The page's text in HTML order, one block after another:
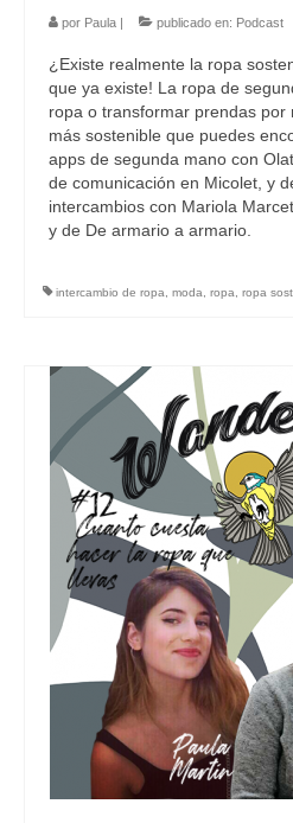
por Paula publicado en: Podcast
¿Existe realmente la ropa
que ya existe! La ropa de
ropa o transformar prendas por
más sostenible que puedes
apps de segunda mano con
de comunicación en Micolet, y
intercambios con Mariola
y de De armario a armario.
intercambio de ropa, moda, ropa, ropa